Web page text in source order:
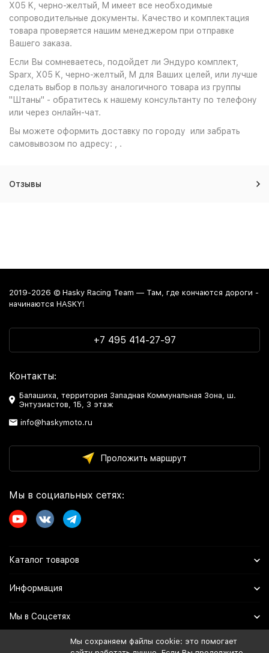
X05 K, черно-желтый, M имеет все необходимые
сопроводительные документы. Качество и комплектация
товара проверяется нашим менеджером при отправке
Вашего заказа.
Если Вы сомневаетесь, подойдет ли Эндуро комплект,
Sparx, X05 K, черно-желтый, M для Ваших целей, или лучше
сделать выбор в пользу аналогичного товара из группы
"Штаны" - обратитесь к нашему консультанту по телефону
или через онлайн-чат.
Вы можете оформить доставку по городу или забрать
самовывозом по адресу: , .
Отзывы
2019-2026 © Hasky Racing Team — Там, где кончаются дороги -
начинаются HASKY!
+7 495 414-27-97
Контакты:
Балашиха, территория Западная Коммунальная Зона, ш.
Энтузиастов, 1Б, 3 этаж
info@haskymoto.ru
Проложить маршрут
Мы в социальных сетях:
Каталог товаров
Информация
Мы в Соцсетях
Мы сохраняем файлы cookie: это помогает